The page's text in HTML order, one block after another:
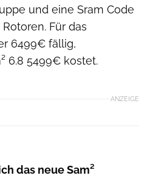
und eine Sram Code
Für das
6499€ fällig,
6.8 5499€ kostet.
ANZEIGE
das neue Sam²